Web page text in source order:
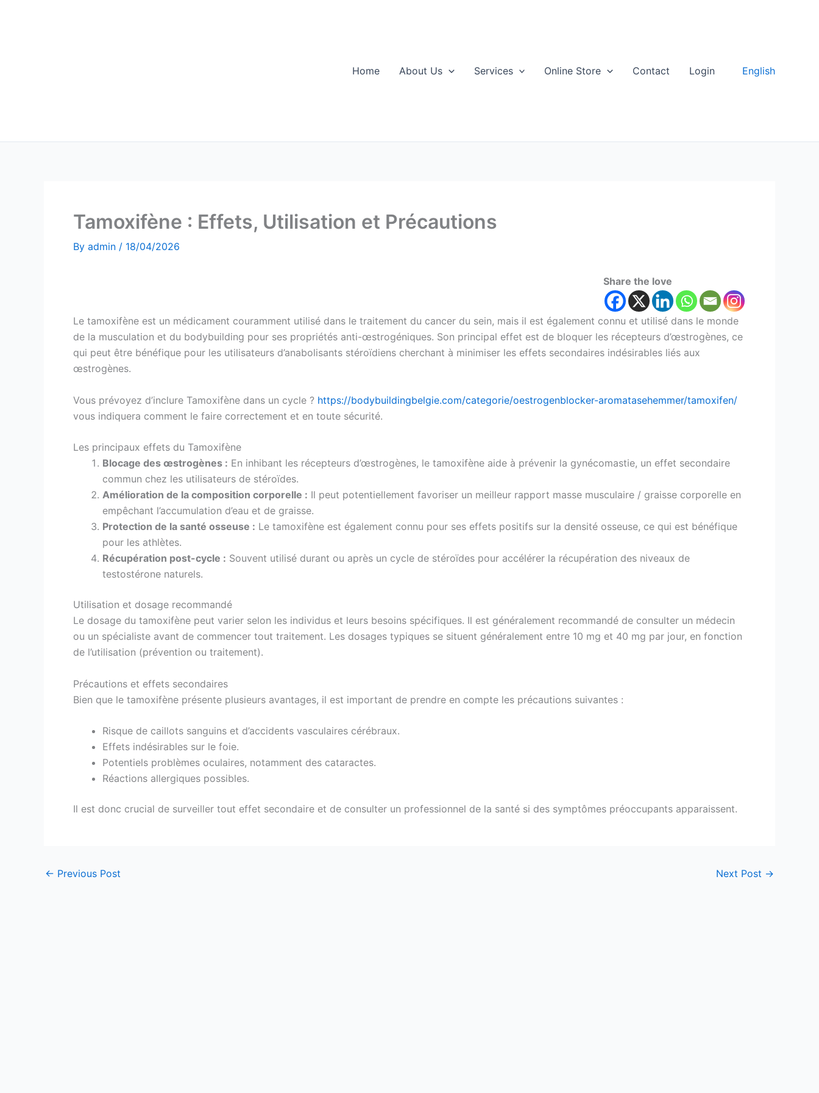
Home About Us Services Online Store Contact Login English
Tamoxifène : Effets, Utilisation et Précautions
By admin / 18/04/2026
Share the love
Le tamoxifène est un médicament couramment utilisé dans le traitement du cancer du sein, mais il est également connu et utilisé dans le monde
de la musculation et du bodybuilding pour ses propriétés anti-œstrogéniques. Son principal effet est de bloquer les récepteurs d’œstrogènes, ce
qui peut être bénéfique pour les utilisateurs d’anabolisants stéroïdiens cherchant à minimiser les effets secondaires indésirables liés aux
œstrogènes.
Vous prévoyez d’inclure Tamoxifène dans un cycle ? https://bodybuildingbelgie.com/categorie/oestrogenblocker-aromatasehemmer/tamoxifen/
vous indiquera comment le faire correctement et en toute sécurité.
Les principaux effets du Tamoxifène
Blocage des œstrogènes : En inhibant les récepteurs d’œstrogènes, le tamoxifène aide à prévenir la gynécomastie, un effet secondaire
commun chez les utilisateurs de stéroïdes.
Amélioration de la composition corporelle : Il peut potentiellement favoriser un meilleur rapport masse musculaire / graisse corporelle en
empêchant l’accumulation d’eau et de graisse.
Protection de la santé osseuse : Le tamoxifène est également connu pour ses effets positifs sur la densité osseuse, ce qui est bénéfique
pour les athlètes.
Récupération post-cycle : Souvent utilisé durant ou après un cycle de stéroïdes pour accélérer la récupération des niveaux de
testostérone naturels.
Utilisation et dosage recommandé
Le dosage du tamoxifène peut varier selon les individus et leurs besoins spécifiques. Il est généralement recommandé de consulter un médecin
ou un spécialiste avant de commencer tout traitement. Les dosages typiques se situent généralement entre 10 mg et 40 mg par jour, en fonction
de l’utilisation (prévention ou traitement).
Précautions et effets secondaires
Bien que le tamoxifène présente plusieurs avantages, il est important de prendre en compte les précautions suivantes :
Risque de caillots sanguins et d’accidents vasculaires cérébraux.
Effets indésirables sur le foie.
Potentiels problèmes oculaires, notamment des cataractes.
Réactions allergiques possibles.
Il est donc crucial de surveiller tout effet secondaire et de consulter un professionnel de la santé si des symptômes préoccupants apparaissent.
← Previous Post Next Post →